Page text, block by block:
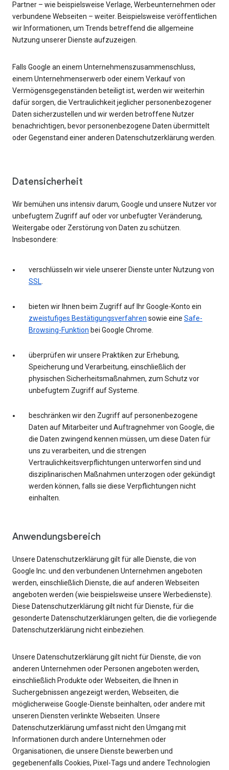
Partner – wie beispielsweise Verlage, Werbeunternehmen oder
verbundene Webseiten – weiter. Beispielsweise veröffentlichen
wir Informationen, um Trends betreffend die allgemeine
Nutzung unserer Dienste aufzuzeigen.
Falls Google an einem Unternehmenszusammenschluss,
einem Unternehmenserwerb oder einem Verkauf von
Vermögensgegenständen beteiligt ist, werden wir weiterhin
dafür sorgen, die Vertraulichkeit jeglicher personenbezogener
Daten sicherzustellen und wir werden betroffene Nutzer
benachrichtigen, bevor personenbezogene Daten übermittelt
oder Gegenstand einer anderen Datenschutzerklärung werden.
Datensicherheit
Wir bemühen uns intensiv darum, Google und unsere Nutzer vor
unbefugtem Zugriff auf oder vor unbefugter Veränderung,
Weitergabe oder Zerstörung von Daten zu schützen.
Insbesondere:
verschlüsseln wir viele unserer Dienste unter Nutzung von
SSL.
bieten wir Ihnen beim Zugriff auf Ihr Google-Konto ein
zweistufiges Bestätigungsverfahren sowie eine Safe-
Browsing-Funktion bei Google Chrome.
überprüfen wir unsere Praktiken zur Erhebung,
Speicherung und Verarbeitung, einschließlich der
physischen Sicherheitsmaßnahmen, zum Schutz vor
unbefugtem Zugriff auf Systeme.
beschränken wir den Zugriff auf personenbezogene
Daten auf Mitarbeiter und Auftragnehmer von Google, die
die Daten zwingend kennen müssen, um diese Daten für
uns zu verarbeiten, und die strengen
Vertraulichkeitsverpflichtungen unterworfen sind und
disziplinarischen Maßnahmen unterzogen oder gekündigt
werden können, falls sie diese Verpflichtungen nicht
einhalten.
Anwendungsbereich
Unsere Datenschutzerklärung gilt für alle Dienste, die von
Google Inc. und den verbundenen Unternehmen angeboten
werden, einschließlich Dienste, die auf anderen Webseiten
angeboten werden (wie beispielsweise unsere Werbedienste).
Diese Datenschutzerklärung gilt nicht für Dienste, für die
gesonderte Datenschutzerklärungen gelten, die die vorliegende
Datenschutzerklärung nicht einbeziehen.
Unsere Datenschutzerklärung gilt nicht für Dienste, die von
anderen Unternehmen oder Personen angeboten werden,
einschließlich Produkte oder Webseiten, die Ihnen in
Suchergebnissen angezeigt werden, Webseiten, die
möglicherweise Google-Dienste beinhalten, oder andere mit
unseren Diensten verlinkte Webseiten. Unsere
Datenschutzerklärung umfasst nicht den Umgang mit
Informationen durch andere Unternehmen oder
Organisationen, die unsere Dienste bewerben und
gegebenenfalls Cookies, Pixel-Tags und andere Technologien